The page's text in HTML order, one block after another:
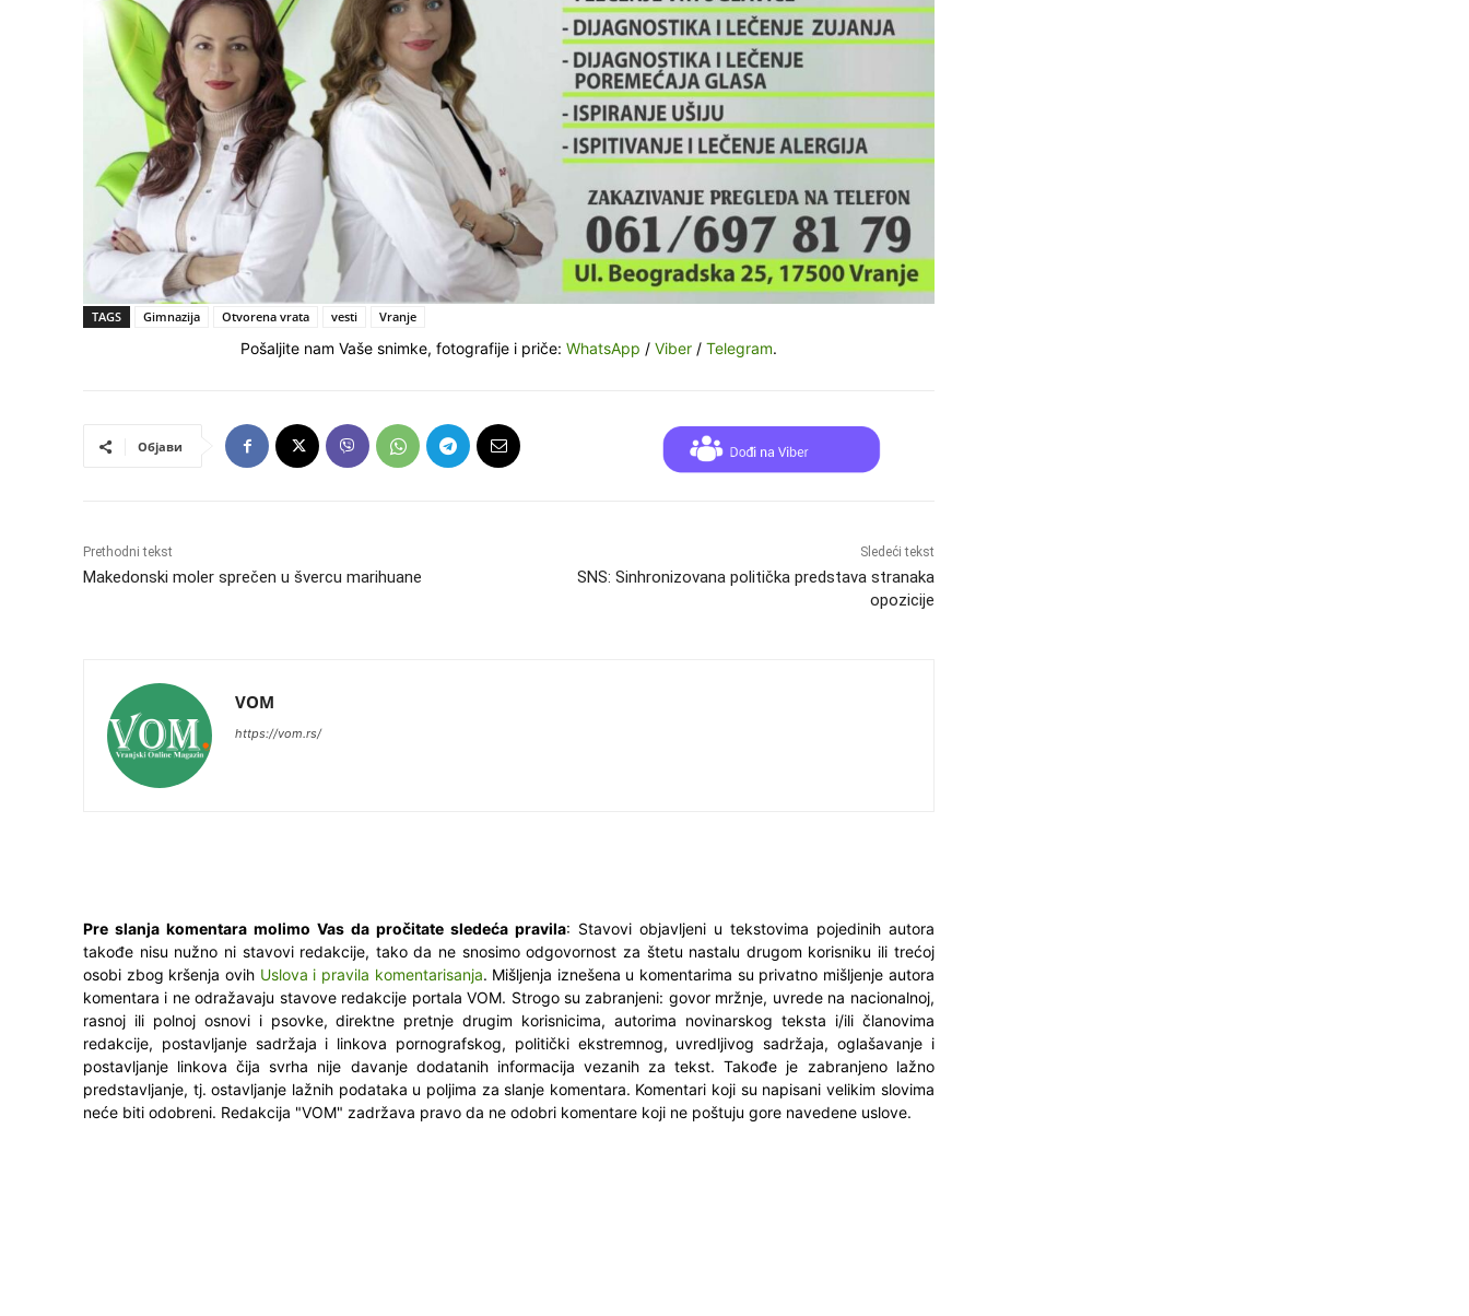
TAGS Gimnazija Otvorena vrata vesti Vranje
Pošaljite nam Vaše snimke, fotografije i priče: WhatsApp / Viber/ Telegram.
Објави
Prethodni tekst
Makedonski moler sprečen u švercu marihuane
Sledeći tekst
SNS: Sinhronizovana politička predstava stranaka
opozicije
VOM
https://vom.rs/
Pre slanja komentara molimo Vas da pročitate sledeća pravila: Stavovi objavljeni u tekstovima pojedinih autora
takođe nisu nužno ni stavovi redakcije, tako da ne snosimo odgovornost za štetu nastalu drugom korisniku ili trećoj
osobi zbog kršenja ovih Uslova i pravila komentarisanja. Mišljenja iznešena u komentarima su privatno mišljenje autora
komentara i ne odražavaju stavove redakcije portala VOM. Strogo su zabranjeni: govor mržnje, uvrede na nacionalnoj,
rasnoj ili polnoj osnovi i psovke, direktne pretnje drugim korisnicima, autorima novinarskog teksta i/ili članovima
redakcije, postavljanje sadržaja i linkova pornografskog, politički ekstremnog, uvredljivog sadržaja, oglašavanje i
postavljanje linkova čija svrha nije davanje dodatanih informacija vezanih za tekst. Takođe je zabranjeno lažno
predstavljanje, tj. ostavljanje lažnih podataka u poljima za slanje komentara. Komentari koji su napisani velikim slovima
neće biti odobreni. Redakcija "VOM" zadržava pravo da ne odobri komentare koji ne poštuju gore navedene uslove.